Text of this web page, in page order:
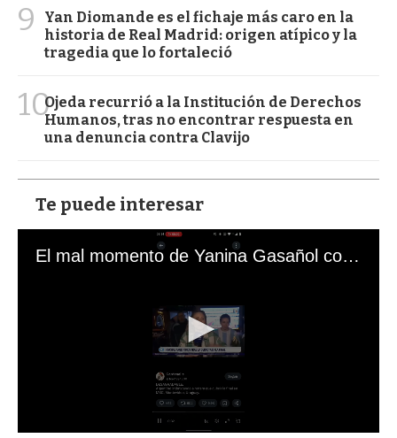
9
Yan Diomande es el fichaje más caro en la
historia de Real Madrid: origen atípico y la
tragedia que lo fortaleció
10Ojeda recurrió a la Institución de Derechos
Humanos, tras no encontrar respuesta en
una denuncia contra Clavijo
Te puede interesar
El mal momento de Yanina Gasañol con un hincha argentino en "Subrayado"